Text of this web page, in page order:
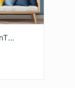
Fototapete Weltkarte Mit CartoonTieren